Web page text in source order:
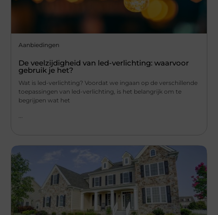
Aanbiedingen
De veelzijdigheid van led-verlichting: waarvoor
gebruik je het?
Wat is led-verlichting? Voordat we ingaan op de verschillende
toepassingen van led-verlichting, is het belangrijk om te
begrijpen wat het
...